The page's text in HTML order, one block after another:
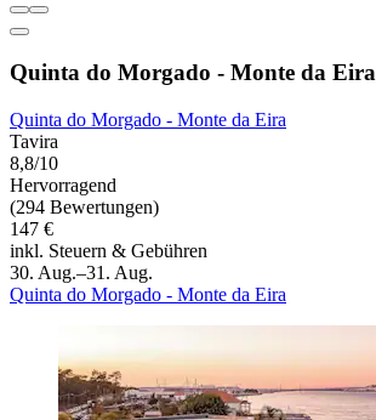
Quinta do Morgado - Monte da Eira
Quinta do Morgado - Monte da Eira
Tavira
8,8/10
Hervorragend
(294 Bewertungen)
147 €
inkl. Steuern & Gebühren
30. Aug.–31. Aug.
Quinta do Morgado - Monte da Eira